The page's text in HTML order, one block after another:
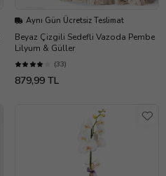
Aynı Gün Ücretsiz Teslimat
Beyaz Çizgili Sedefli Vazoda Pembe
Lilyum & Güller
(33)
879,99 TL